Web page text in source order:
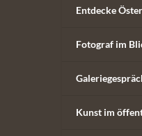
Entdecke
Fotograf im
Kunst im